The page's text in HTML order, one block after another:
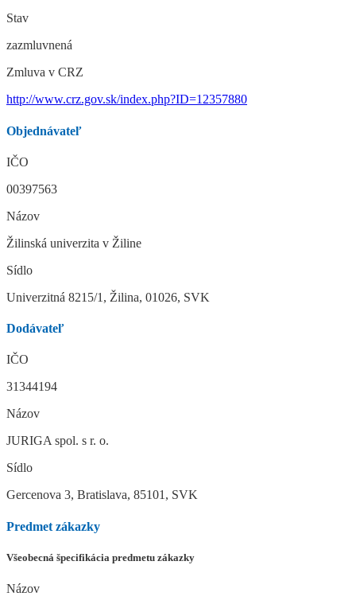
Stav
zazmluvnená
Zmluva v CRZ
http://www.crz.gov.sk/index.php?ID=12357880
Objednávateľ
IČO
00397563
Názov
Žilinská univerzita v Žiline
Sídlo
Univerzitná 8215/1, Žilina, 01026, SVK
Dodávateľ
IČO
31344194
Názov
JURIGA spol. s r. o.
Sídlo
Gercenova 3, Bratislava, 85101, SVK
Predmet zákazky
Všeobecná špecifikácia predmetu zákazky
Názov